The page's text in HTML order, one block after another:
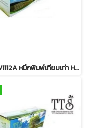
TTSW1112A หมึกพิมพ์เทียบเท่า HP 110A Blk Laser Toner รับประกันตลอดอายุการใช้งาน